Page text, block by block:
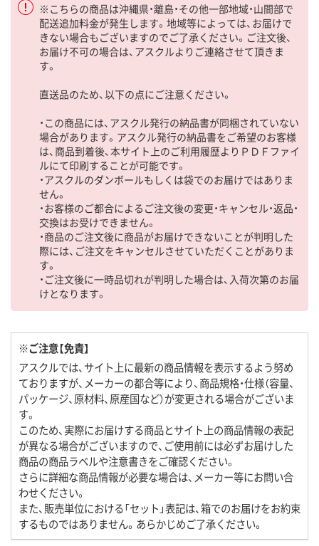
※こちらの商品は沖縄県・離島・その他一部地域・山間部で
配送追加料金が発生します。地域等によっては、お届けで
きない場合もございますのでご了承ください。ご注文後、
お届け不可の場合は、アスクルよりご連絡させて頂きま
す。
直送品のため、以下の点にご注意ください。
・この商品には、アスクル発行の納品書が同梱されていない
場合があります。アスクル発行の納品書をご希望のお客様
は、商品到着後、本サイト上のご利用履歴よりＰＤＦファイ
ルにて印刷することが可能です。
・アスクルのダンボールもしくは袋でのお届けではありま
せん。
・お客様のご都合によるご注文後の変更・キャンセル・返品・
交換はお受けできません。
・商品のご注文後に商品がお届けできないことが判明した
際には、ご注文をキャンセルさせていただくことがありま
す。
・ご注文後に一時品切れが判明した場合は、入荷次第のお届
けとなります。
※ご注意【免責】
アスクルでは、サイト上に最新の商品情報を表示するよう努め
ておりますが、メーカーの都合等により、商品規格・仕様（容量、
パッケージ、原材料、原産国など）が変更される場合がございま
す。
このため、実際にお届けする商品とサイト上の商品情報の表記
が異なる場合がございますので、ご使用前には必ずお届けした
商品の商品ラベルや注意書きをご確認ください。
さらに詳細な商品情報が必要な場合は、メーカー等にお問い合
わせください。
また、販売単位における「セット」表記は、箱でのお届けをお約束
するものではありません。あらかじめご了承ください。